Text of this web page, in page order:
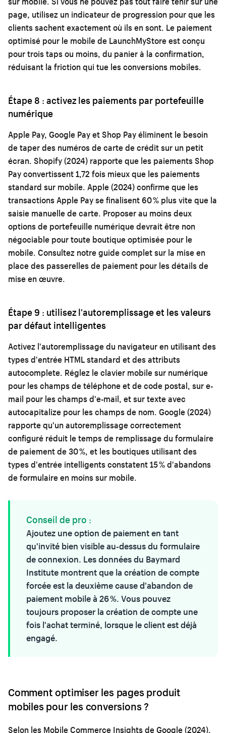
page, utilisez un indicateur de progression pour que les
clients sachent exactement où ils en sont. Le paiement
optimisé pour le mobile de LaunchMyStore est conçu
pour trois taps ou moins, du panier à la confirmation,
réduisant la friction qui tue les conversions mobiles.
Étape 8 : activez les paiements par portefeuille
numérique
Apple Pay, Google Pay et Shop Pay éliminent le besoin
de taper des numéros de carte de crédit sur un petit
écran. Shopify (2024) rapporte que les paiements Shop
Pay convertissent 1,72 fois mieux que les paiements
standard sur mobile. Apple (2024) confirme que les
transactions Apple Pay se finalisent 60 % plus vite que la
saisie manuelle de carte. Proposer au moins deux
options de portefeuille numérique devrait être non
négociable pour toute boutique optimisée pour le
mobile. Consultez notre guide complet sur la mise en
place des passerelles de paiement pour les détails de
mise en œuvre.
Étape 9 : utilisez l'autoremplissage et les valeurs
par défaut intelligentes
Activez l'autoremplissage du navigateur en utilisant des
types d'entrée HTML standard et des attributs
autocomplete. Réglez le clavier mobile sur numérique
pour les champs de téléphone et de code postal, sur e-
mail pour les champs d'e-mail, et sur texte avec
autocapitalize pour les champs de nom. Google (2024)
rapporte qu'un autoremplissage correctement
configuré réduit le temps de remplissage du formulaire
de paiement de 30 %, et les boutiques utilisant des
types d'entrée intelligents constatent 15 % d'abandons
de formulaire en moins sur mobile.
Conseil de pro :
Ajoutez une option de paiement en tant
qu'invité bien visible au-dessus du formulaire
de connexion. Les données du Baymard
Institute montrent que la création de compte
forcée est la deuxième cause d'abandon de
paiement mobile à 26 %. Vous pouvez
toujours proposer la création de compte une
fois l'achat terminé, lorsque le client est déjà
engagé.
Comment optimiser les pages produit
mobiles pour les conversions ?
Selon les Mobile Commerce Insights de Google (2024),